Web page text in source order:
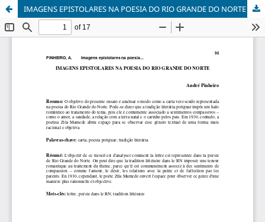
IMAGENS EPISTOLARES NA POESIA DO RIO GRANDE DO NORTE